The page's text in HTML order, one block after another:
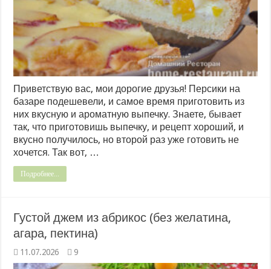
Приветствую вас, мои дорогие друзья! Персики на
базаре подешевели, и самое время приготовить из
них вкусную и ароматную выпечку. Знаете, бывает
так, что приготовишь выпечку, и рецепт хороший, и
вкусно получилось, но второй раз уже готовить не
хочется. Так вот, …
Подробнее...
Густой джем из абрикос (без желатина,
агара, пектина)
11.07.2026 9